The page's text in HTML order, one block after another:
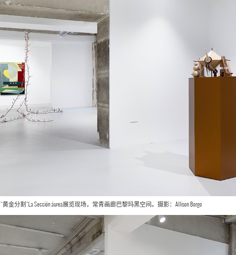
“黄金分割“La Sección áurea展览现场，常青画廊巴黎玛黑空间。摄影：Allison Borgo